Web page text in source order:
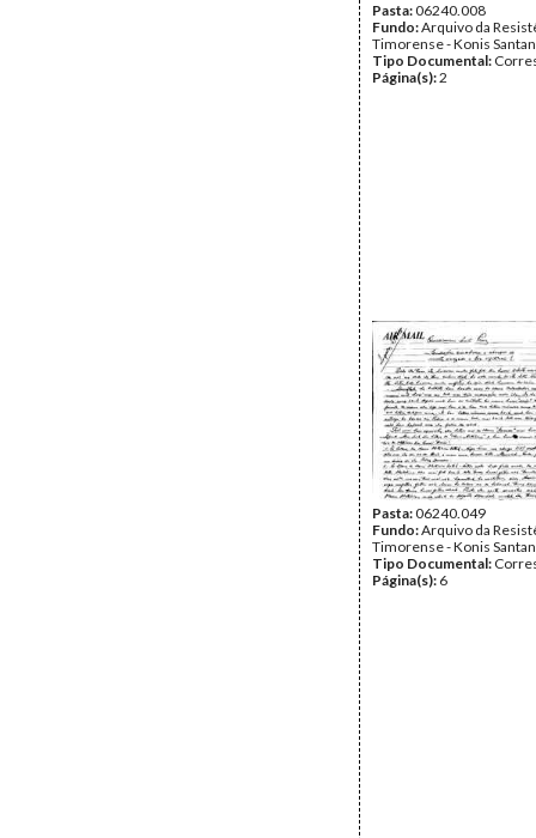
Pasta:06240.008
Fundo:Arquivo da
Timorense - Konis
Tipo Documental:
Página(s):2
Pasta:06240.049
Fundo:Arquivo da
Timorense - Konis
Tipo Documental:
Página(s): 6